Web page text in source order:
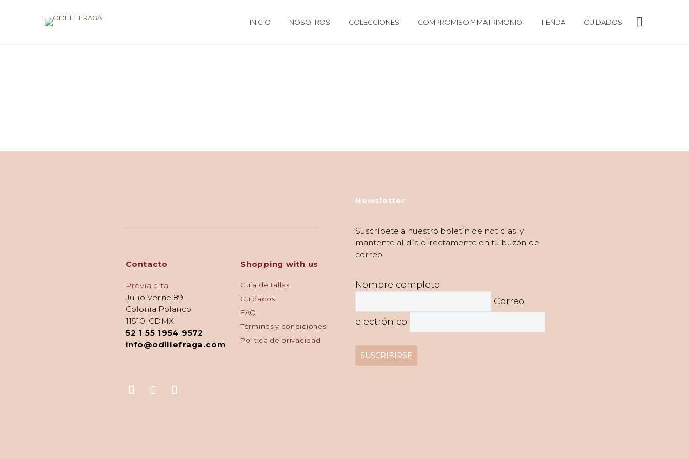
INICIO NOSOTROS COLECCIONES COMPROMISO Y MATRIMONIO TIENDA CUIDADOS
Contacto
Previa cita
Julio Verne 89
Colonia Polanco
11510, CDMX
52 1 55 1954 9572
info@odillefraga.com
Shopping with us
Guía de tallas
Cuidados
FAQ
Términos y condiciones
Política de privacidad
Newsletter
Suscríbete a nuestro boletín de noticias y
mantente al día directamente en tu buzón de
correo.
Nombre completo
Correo
electrónico
SUSCRIBIRSE